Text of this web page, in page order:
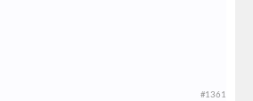
#1361